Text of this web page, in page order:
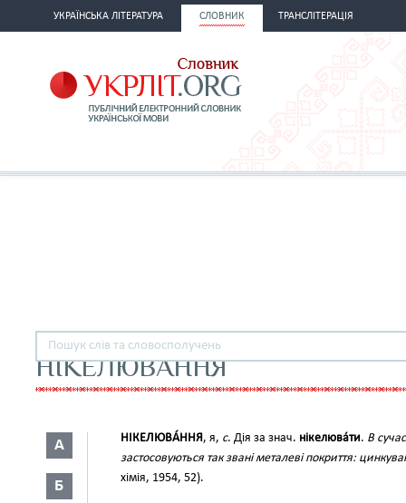
УКРАЇНСЬКА ЛІТЕРАТУРА СЛОВНИК ТРАНСЛІТЕРАЦІЯ
НІКЕЛЮВАННЯ
А
Б
НІКЕЛЮВА́ННЯ, я, с. Дія за знач. нікелюва́ти. В
застосовуються так звані металеві покриття:
хімія, 1954, 52).